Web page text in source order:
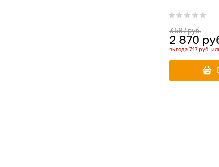
(FUR Cat
Hair)
3 587 руб.
2 870
выгода 717 руб.